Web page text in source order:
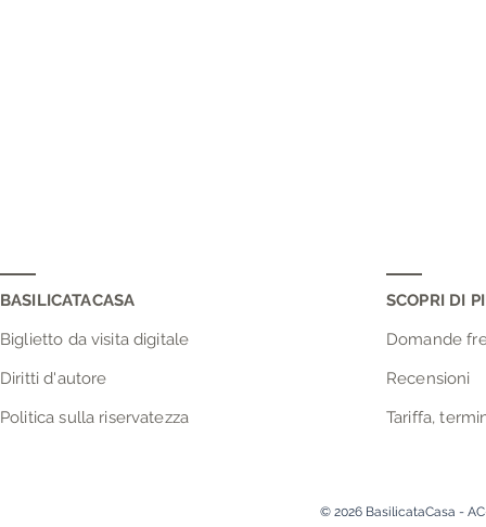
BASILICATACASA
Biglietto da visita digitale
Diritti d'autore
Politica sulla riservatezza
SCOPRI DI
Domande
Recensioni
Tariffa,
© 2026 BasilicataCasa -